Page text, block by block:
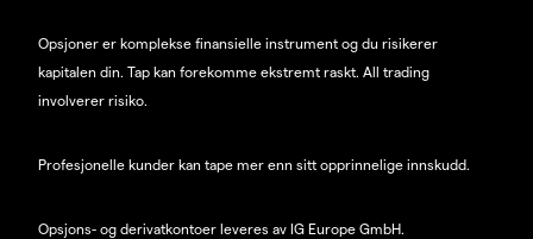
Opsjoner er komplekse finansielle instrument og du risikerer
kapitalen din. Tap kan forekomme ekstremt raskt. All trading
involverer risiko.
Profesjonelle kunder kan tape mer enn sitt opprinnelige innskudd.
Opsjons- og derivatkontoer leveres av IG Europe GmbH.